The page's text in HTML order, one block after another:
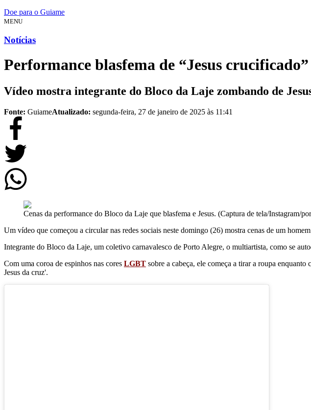
Doe para o Guiame
MENU
Notícias
Performance blasfema de “Jesus
Vídeo mostra integrante do Bloco da Laje zombando de
Fonte: GuiameAtualizado: segunda-feira, 27 de janeiro de 2025 às 11:41
Cenas da performance do Bloco da Laje que blasfema e Jesus. (Captura de tela/Instagram/
Um vídeo que começou a circular nas redes sociais neste domingo (26) mostra cenas de um
Integrante do Bloco da Laje, um coletivo carnavalesco de Porto Alegre, o multiartista, como se
Com uma coroa de espinhos nas cores LGBT sobre a cabeça, ele começa a tirar a roupa
Jesus da cruz'.